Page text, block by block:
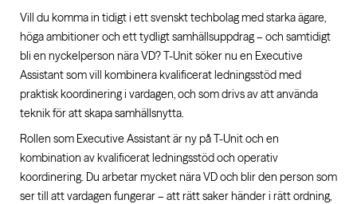
Vill du komma in tidigt i ett svenskt techbolag med starka ägare,
höga ambitioner och ett tydligt samhällsuppdrag – och samtidigt
bli en nyckelperson nära VD? T-Unit söker nu en Executive
Assistant som vill kombinera kvalificerat ledningsstöd med
praktisk koordinering i vardagen, och som drivs av att använda
teknik för att skapa samhällsnytta.
Rollen som Executive Assistant är ny på T-Unit och en
kombination av kvalificerat ledningsstöd och operativ
koordinering. Du arbetar mycket nära VD och blir den person som
ser till att vardagen fungerar – att rätt saker händer i rätt ordning,